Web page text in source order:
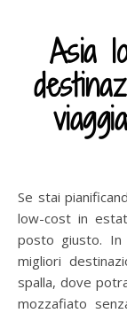
Asia
Se stai pianificando una fuga estiva, per un viaggio in Asia
low-cost in
posto giusto. In
migliori
spalla, dove
mozzafiato